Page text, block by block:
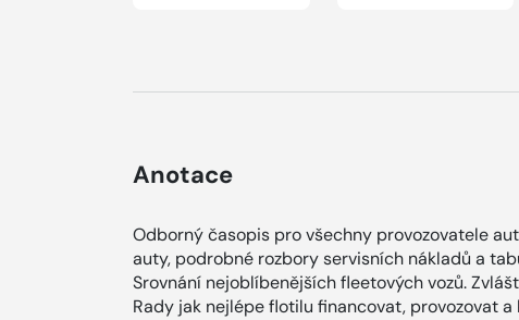
Anotace
Odborný časopis pro všechny provozovatele
auty, podrobné rozbory servisních nákladů a
Srovnání nejoblíbenějších fleetových vozů.
Rady jak nejlépe flotilu financovat, provozovat a